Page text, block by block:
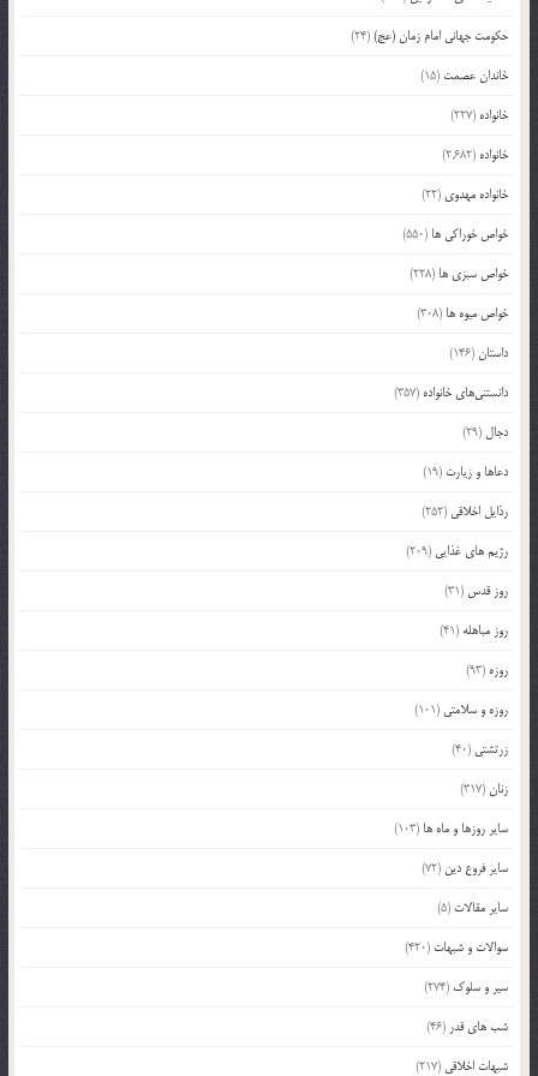
حکومت جهانی امام زمان (عج)(24)
خاندان عصمت (15)
خانواده (227)
خانواده (2,682)
خانواده مهدوی (22)
خواص خوراکی ها (550)
خواص سبزی ها (228)
خواص میوه ها (308)
داستان(146)
دانستنی‌های خانواده (357)
دجال (29)
دعاها و زیارت (19)
رذایل اخلاقی (252)
رژیم های غذایی (209)
روز قدس (31)
روز مباهله (41)
روزه (93)
روزه و سلامتی (101)
زرتشتی (40)
زنان(317)
سایر روزها و ماه ها (103)
سایر فروع دین (72)
سایر مقالات (5)
سوالات و شبهات (420)
سیر و سلوک (274)
شب های قدر (46)
شبهات اخلاقی (217)